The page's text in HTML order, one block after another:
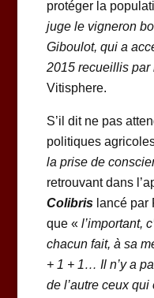
protéger la
juge le vigneron
Giboulot, qui a
2015 recueillis
Vitisphere.
S’il dit ne pas
politiques
la prise de
retrouvant dans
Colibrislancé par
que « l’important,
chacun fait, à sa
+ 1 + 1… Il n’y a
de l’autre ceux